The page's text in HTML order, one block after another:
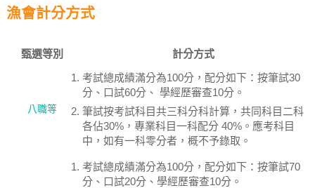
漁會計分方式
甄選等別 計分方式
八職等
考試總成績滿分為100分，配分如下：按筆試30
分、口試60分、 學經歷審查10分。
筆試按考試科目共三科分科計算，共同科目二科
各佔30%，專業科目一科配分 40%。應考科目
中，如有一科零分者，概不予錄取。
考試總成績滿分為100分，配分如下：按筆試70
分、口試20分、學經歷審查10分。